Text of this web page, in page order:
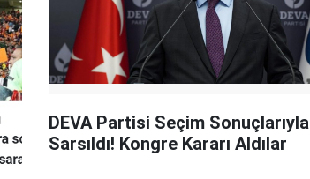
DEVA Partisi Seçim Sonuçlarıyla
Sarsıldı! Kongre Kararı Aldılar